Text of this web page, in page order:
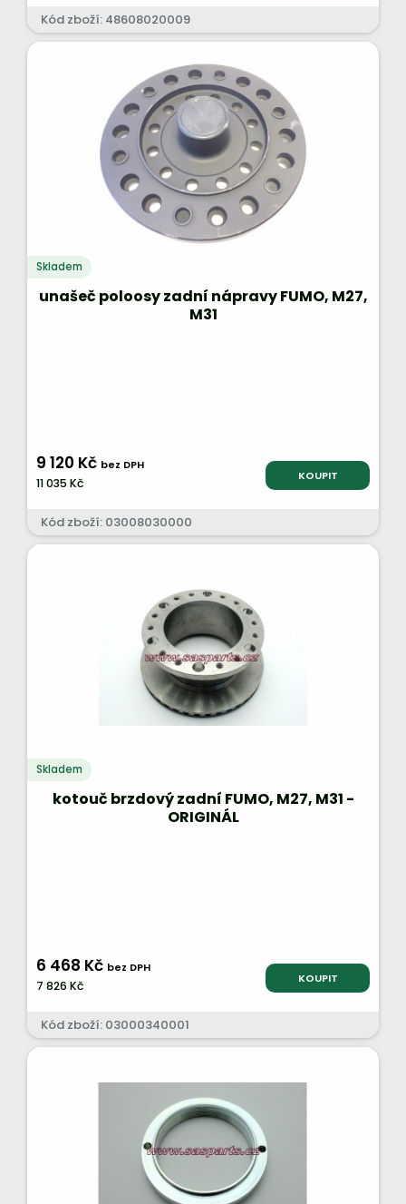
Kód zboží: 48608020009
Skladem
unašeč poloosy zadní nápravy FUMO, M27,
M31
9 120 Kč bez DPH
11 035 Kč KOUPIT
Kód zboží: 03008030000
Skladem
kotouč brzdový zadní FUMO, M27, M31 -
ORIGINÁL
6 468 Kč bez DPH
7 826 Kč KOUPIT
Kód zboží: 03000340001